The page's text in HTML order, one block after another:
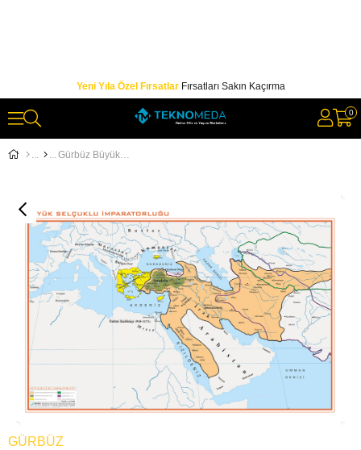
Yeni Yıla Özel FırsatlarFırsatları Sakın Kaçırma
0
Gürbüz Büyük Selçuklu İmparatorluğu
GÜRBÜZ